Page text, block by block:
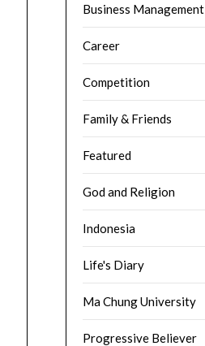
Business Management
Career
Competition
Family & Friends
Featured
God and Religion
Indonesia
Life's Diary
Ma Chung University
Progressive Believer